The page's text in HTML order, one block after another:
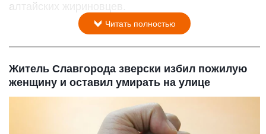
алтайских жириновцев.
Читать полностью
Житель Славгорода зверски избил пожилую
женщину и оставил умирать на улице